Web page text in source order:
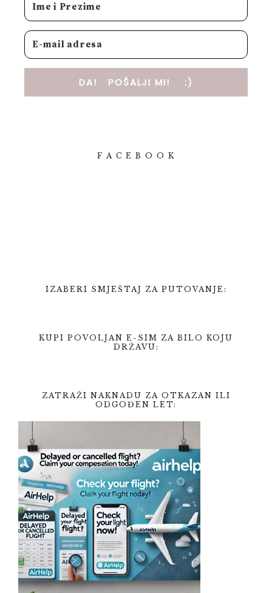
DA! POŠALJI MI! :)
F A C E B O O K
IZABERI SMJEŠTAJ ZA PUTOVANJE:
KUPI POVOLJAN E-SIM ZA BILO KOJU
DRŽAVU:
ZATRAŽI NAKNADU ZA OTKAZAN ILI
ODGOĐEN LET: